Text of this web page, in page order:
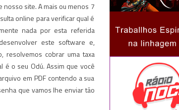
site. A mais ou menos 7
online para verificar qual é
nada por esta referida
este software e,
resolvemos cobrar uma taxa
é o seu Odú. Assim que você
em PDF contendo a sua
que vamos lhe enviar tão